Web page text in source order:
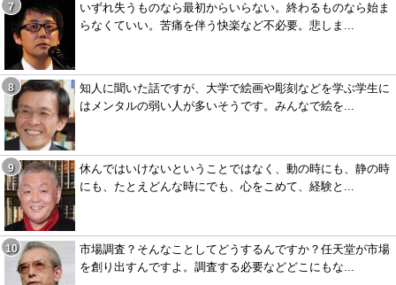
いずれ失うものなら最初からいらない。終わるものなら始ま
らなくていい。苦痛を伴う快楽など不必要。悲しま...
知人に聞いた話ですが、大学で絵画や彫刻などを学ぶ学生に
はメンタルの弱い人が多いそうです。みんなで絵を...
休んではいけないということではなく、動の時にも、静の時
にも、たとえどんな時にでも、心をこめて、経験と...
市場調査？そんなことしてどうするんですか？任天堂が市場
を創り出すんですよ。調査する必要などどこにもな...